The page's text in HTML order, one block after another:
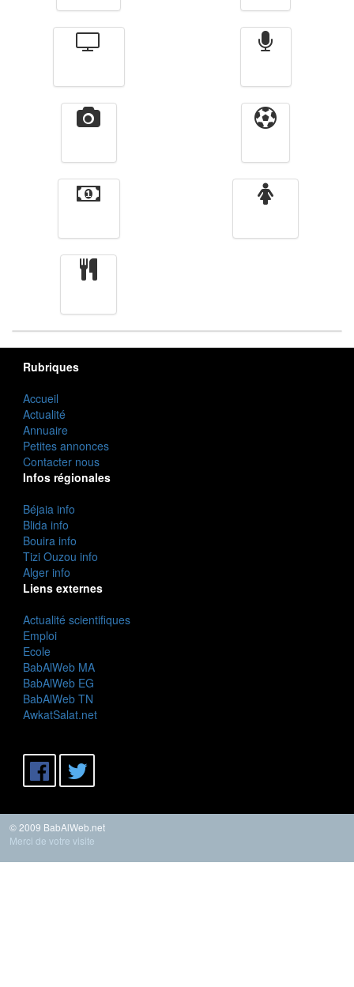
Rubriques
Accueil
Actualité
Annuaire
Petites annonces
Contacter nous
Infos régionales
Béjaia info
Blida info
Bouira info
Tizi Ouzou info
Alger info
Liens externes
Actualité scientifiques
Emploi
Ecole
BabAlWeb MA
BabAlWeb EG
BabAlWeb TN
AwkatSalat.net
© 2009 BabAlWeb.net
Merci de votre visite